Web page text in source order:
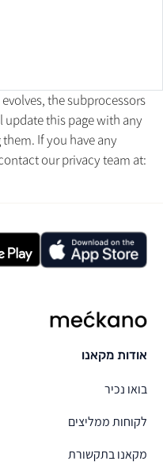
the subprocessors
update this page with any
If you have any
our privacy team at:
מקאנו
אודות מקאנו
בואו נכיר
לקוחות ממליצים
מקאנו בתקשורת